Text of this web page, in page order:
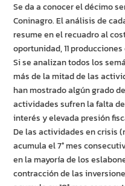
Se da a conocer el décimo
Coninagro. El análisis de
resume en el recuadro al
oportunidad, 11
Si se analizan todos los
más de la mitad de las
han mostrado algún grado
actividades sufren la falta
interés y elevada presión
De las actividades en crisis
acumula el 7° mes
en la mayoría de los
contracción de las